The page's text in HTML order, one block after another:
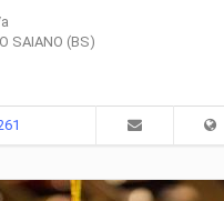
SAIANO (BS)